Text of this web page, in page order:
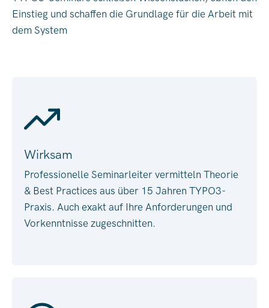
Einstieg und schaffen die Grundlage für die Arbeit mit
dem System
Wirksam
Professionelle Seminarleiter vermitteln Theorie
& Best Practices aus über 15 Jahren TYPO3-
Praxis. Auch exakt auf Ihre Anforderungen und
Vorkenntnisse zugeschnitten.